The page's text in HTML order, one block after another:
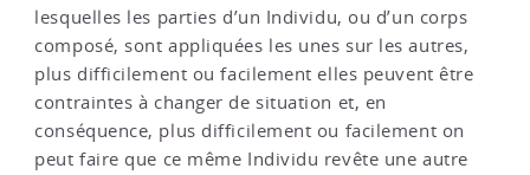
lesquelles les parties d’un Individu, ou d’un corps
composé, sont appliquées les unes sur les autres,
plus difficilement ou facilement elles peuvent être
contraintes à changer de situation et, en
conséquence, plus difficilement ou facilement on
peut faire que ce même Individu revête une autre